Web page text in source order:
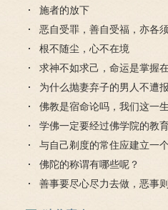
施者的放下
恶自受罪，善自受福，亦各
的解释
根不随尘，心不在境
求神不如求己，命运是掌握
为什么抛妻弃子的男人不遭
很好？
佛教是宿命论吗，我们这一
吗？
学佛一定要经过佛学院的教
与自己剃度的常住应建立一
系？
佛陀的称谓有哪些呢？
善事要尽心尽力去做，恶事